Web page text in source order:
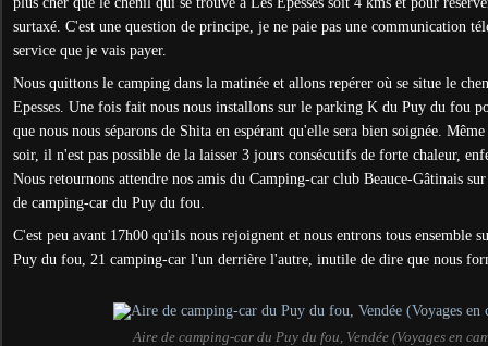
surtaxé. C'est une question de principe, je ne paie pas une communication
service que je vais payer.
Nous quittons le camping dans la matinée et allons repérer où se situe le
Epesses. Une fois fait nous nous installons sur le parking K du Puy du fou
que nous nous séparons de Shita en espérant qu'elle sera bien soignée.
soir, il n'est pas possible de la laisser 3 jours consécutifs de forte chaleur,
Nous retournons attendre nos amis du Camping-car club Beauce-Gâtinais
de camping-car du Puy du fou.
C'est peu avant 17h00 qu'ils nous rejoignent et nous entrons tous ensemble
Puy du fou, 21 camping-car l'un derrière l'autre, inutile de dire que nous
Aire de camping-car du Puy du fou, Vendée (Voyages en